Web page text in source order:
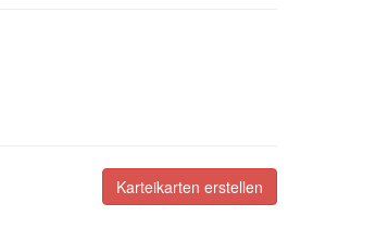
Karteikarten erstellen